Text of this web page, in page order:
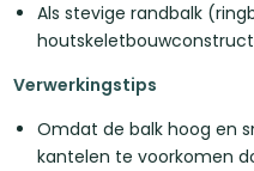
Als stevige randbalk
Verwerkingstips
Omdat de balk hoog en
kantelen te voorkomen